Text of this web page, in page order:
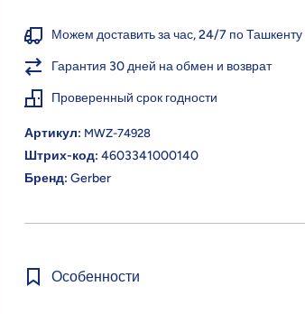
смородина,
25 г
смородина,
25 г
Можем доставить за час, 24/7 по Ташкенту
Гарантия 30 дней на обмен и возврат
Проверенный срок годности
Артикул: MWZ-74928
Штрих-код: 4603341000140
Бренд: Gerber
Особенности